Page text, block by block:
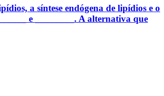
a síntese endógena de lipídios e o
e ________. A alternativa que